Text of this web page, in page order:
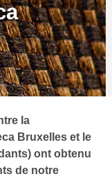
la
Bruxelles et le
ont obtenu
de notre